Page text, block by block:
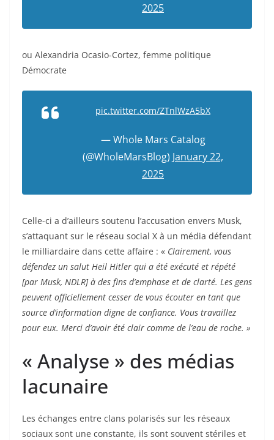
2025
ou Alexandria Ocasio-Cortez, femme politique
Démocrate
pic.twitter.com/ZTnlWzA5bX
— Whole Mars Catalog
(@WholeMarsBlog) January 22,
2025
Celle-ci a d’ailleurs soutenu l’accusation envers Musk,
s’attaquant sur le réseau social X à un média défendant
le milliardaire dans cette affaire : « Clairement, vous
défendez un salut Heil Hitler qui a été exécuté et répété
[par Musk, NDLR] à des fins d’emphase et de clarté. Les gens
peuvent officiellement cesser de vous écouter en tant que
source d’information digne de confiance. Vous travaillez
pour eux. Merci d’avoir été clair comme de l’eau de roche. »
« Analyse » des médias
lacunaire
Les échanges entre clans polarisés sur les réseaux
sociaux sont une constante, ils sont souvent stériles et